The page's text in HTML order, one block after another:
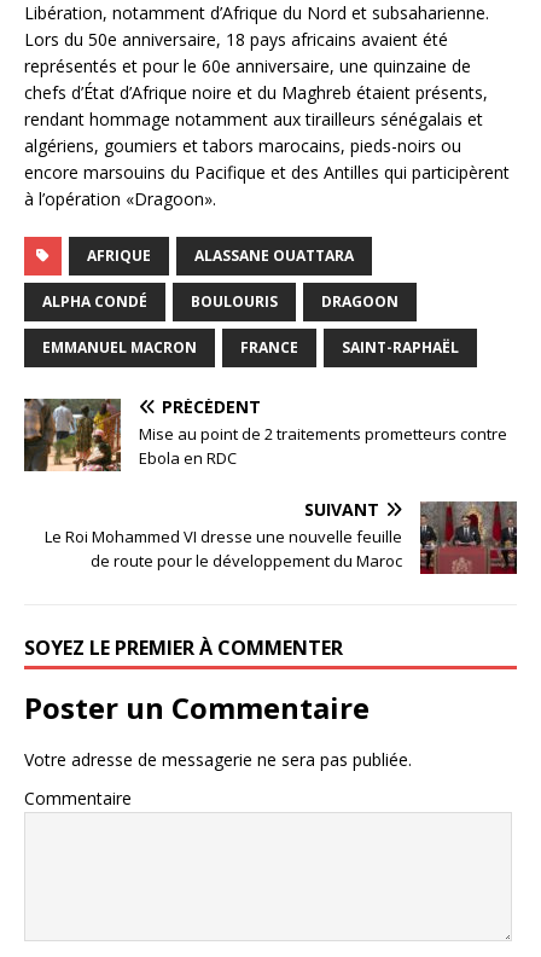
Libération, notamment d’Afrique du Nord et subsaharienne.
Lors du 50e anniversaire, 18 pays africains avaient été
représentés et pour le 60e anniversaire, une quinzaine de
chefs d’État d’Afrique noire et du Maghreb étaient présents,
rendant hommage notamment aux tirailleurs sénégalais et
algériens, goumiers et tabors marocains, pieds-noirs ou
encore marsouins du Pacifique et des Antilles qui participèrent
à l’opération «Dragoon».
AFRIQUE ALASSANE OUATTARA
ALPHA CONDÉ BOULOURIS DRAGOON
EMMANUEL MACRON FRANCE SAINT-RAPHAËL
PRÉCÉDENT
Mise au point de 2 traitements prometteurs contre
Ebola en RDC
SUIVANT
Le Roi Mohammed VI dresse une nouvelle feuille
de route pour le développement du Maroc
SOYEZ LE PREMIER À COMMENTER
Poster un Commentaire
Votre adresse de messagerie ne sera pas publiée.
Commentaire